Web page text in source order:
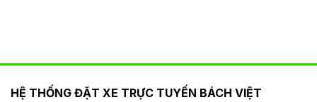
HỆ THỐNG ĐẶT XE TRỰC TUYẾN BÁCH VIỆT